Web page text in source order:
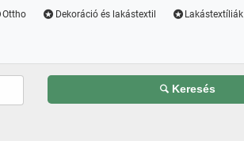
Ottho Dekoráció és lakástextil Lakástextíliák
Keresés